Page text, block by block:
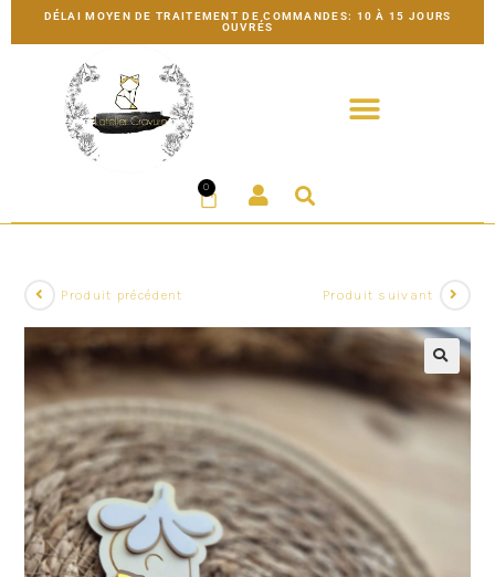
DÉLAI MOYEN DE TRAITEMENT DE COMMANDES: 10 À 15 JOURS
OUVRÉS
0
Produit précédent Produit suivant